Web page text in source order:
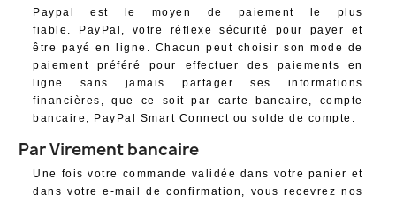
Paypal est le moyen de paiement le plus
fiable. PayPal, votre réflexe sécurité pour payer et
être payé en ligne. Chacun peut choisir son mode de
paiement préféré pour effectuer des paiements en
ligne sans jamais partager ses informations
financières, que ce soit par carte bancaire, compte
bancaire, PayPal Smart Connect ou solde de compte.
Par Virement bancaire
Une fois votre commande validée dans votre panier et
dans votre e-mail de confirmation, vous recevrez nos